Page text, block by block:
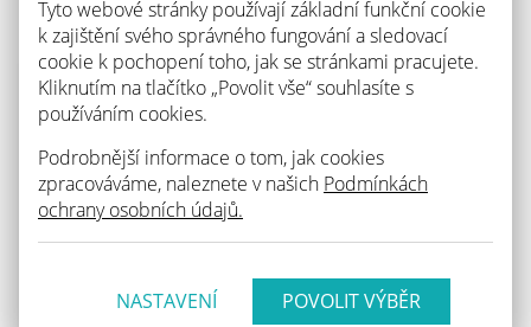
Tyto webové stránky používají základní funkční cookie
k zajištění svého správného fungování a sledovací
cookie k pochopení toho, jak se stránkami pracujete.
Kliknutím na tlačítko „Povolit vše“ souhlasíte s
používáním cookies.
Podrobnější informace o tom, jak cookies
zpracováváme, naleznete v našich Podmínkách
ochrany osobních údajů.
NASTAVENÍ
AKJI
Zpět na seznam